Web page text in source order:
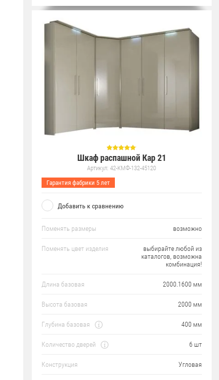
Шкаф распашной Кар 21
Артикул: 42-КМФ-132-45120
Гарантия фабрики 5 лет
Добавить к сравнению
Поменять размеры возможно
Поменять цвет изделия
выбирайте любой из
каталогов, возможна
комбинация!
Длина базовая 2000.1600 мм
Высота базовая 2000 мм
Глубина базовая 400 мм
Количество дверей 6 шт
Конструкция Угловая